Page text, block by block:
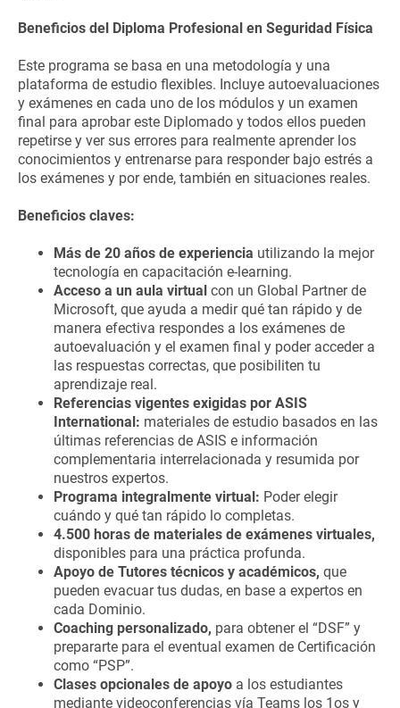
Beneficios del Diploma Profesional en Seguridad Física
Este programa se basa en una metodología y una
plataforma de estudio flexibles. Incluye autoevaluaciones
y exámenes en cada uno de los módulos y un examen
final para aprobar este Diplomado y todos ellos pueden
repetirse y ver sus errores para realmente aprender los
conocimientos y entrenarse para responder bajo estrés a
los exámenes y por ende, también en situaciones reales.
Beneficios claves:
Más de 20 años de experiencia utilizando la mejor
tecnología en capacitación e-learning.
Acceso a un aula virtual con un Global Partner de
Microsoft, que ayuda a medir qué tan rápido y de
manera efectiva respondes a los exámenes de
autoevaluación y el examen final y poder acceder a
las respuestas correctas, que posibiliten tu
aprendizaje real.
Referencias vigentes exigidas por ASIS
International: materiales de estudio basados en las
últimas referencias de ASIS e información
complementaria interrelacionada y resumida por
nuestros expertos.
Programa integralmente virtual: Poder elegir
cuándo y qué tan rápido lo completas.
4.500 horas de materiales de exámenes virtuales,
disponibles para una práctica profunda.
Apoyo de Tutores técnicos y académicos, que
pueden evacuar tus dudas, en base a expertos en
cada Dominio.
Coaching personalizado, para obtener el “DSF” y
prepararte para el eventual examen de Certificación
como “PSP”.
Clases opcionales de apoyo a los estudiantes
mediante videoconferencias vía Teams los 1os y